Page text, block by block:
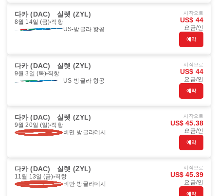
다카 (DAC) 실렛 (ZYL)
8월 14일 (금) 직항
US-방글라 항공
시작으로
US$ 44
요금/인
예약
다카 (DAC) 실렛 (ZYL)
9월 3일 (목) 직항
US-방글라 항공
시작으로
US$ 44
요금/인
예약
다카 (DAC) 실렛 (ZYL)
9월 20일 (일) 직항
비만 방글라데시
시작으로
US$ 45.38
요금/인
예약
다카 (DAC) 실렛 (ZYL)
11월 13일 (금) 직항
비만 방글라데시
시작으로
US$ 45.39
요금/인
예약